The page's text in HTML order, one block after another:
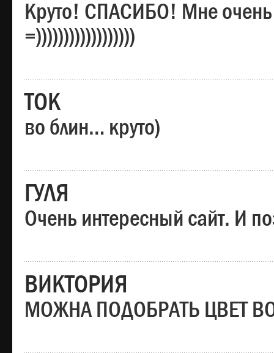
Круто! СПАСИБО! Мне
=))))))))))))))))))
ТОК
во блин… круто)
ГУЛЯ
Очень интересный сайт. И
ВИКТОРИЯ
МОЖНА ПОДОБРАТЬ ЦВЕТ